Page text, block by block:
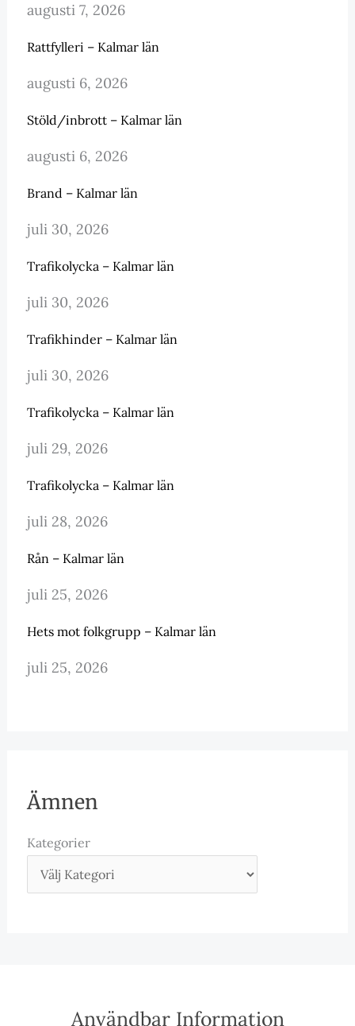
augusti 7, 2026
Rattfylleri – Kalmar län
augusti 6, 2026
Stöld/inbrott – Kalmar län
augusti 6, 2026
Brand – Kalmar län
juli 30, 2026
Trafikolycka – Kalmar län
juli 30, 2026
Trafikhinder – Kalmar län
juli 30, 2026
Trafikolycka – Kalmar län
juli 29, 2026
Trafikolycka – Kalmar län
juli 28, 2026
Rån – Kalmar län
juli 25, 2026
Hets mot folkgrupp – Kalmar län
juli 25, 2026
Ämnen
Kategorier
Användbar Information